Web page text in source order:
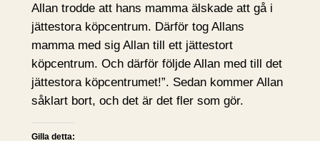
Allan trodde att hans mamma älskade att gå i
jättestora köpcentrum. Därför tog Allans
mamma med sig Allan till ett jättestort
köpcentrum. Och därför följde Allan med till det
jättestora köpcentrumet!”. Sedan kommer Allan
såklart bort, och det är det fler som gör.
Gilla detta: